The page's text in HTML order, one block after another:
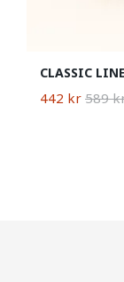
CLASSIC
442 kr 589